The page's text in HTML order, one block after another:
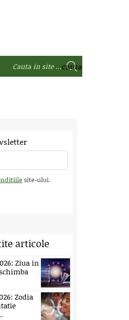
site-ului.
articole
Ziua in
Zodia